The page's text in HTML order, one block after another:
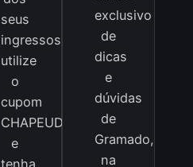
seus
ingressos
utilize
o
cupom
CHAPEUDEVIAGEM
e
exclusivo
de
dicas
e
dúvidas
de
Gramado,
na